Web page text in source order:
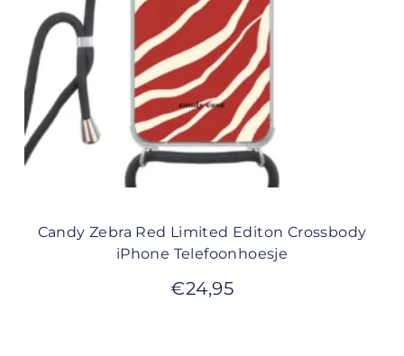
Candy Zebra Red Limited Editon Crossbody
iPhone Telefoonhoesje
€24,95